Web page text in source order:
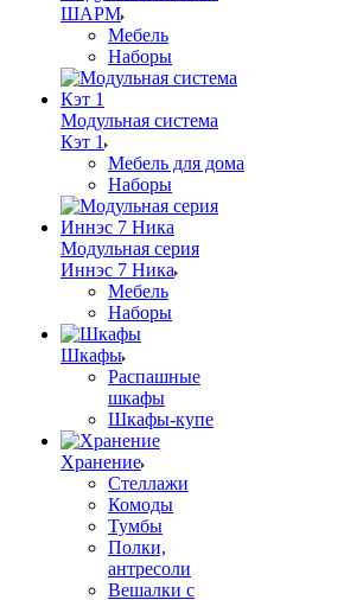
ШАРМ
Мебель
Наборы
Модульная система
Кэт 1
Мебель для дома
Наборы
Модульная серия
Иннэс 7 Ника
Мебель
Наборы
Шкафы
Распашные
шкафы
Шкафы-купе
Хранение
Стеллажи
Комоды
Тумбы
Полки,
антресоли
Вешалки с